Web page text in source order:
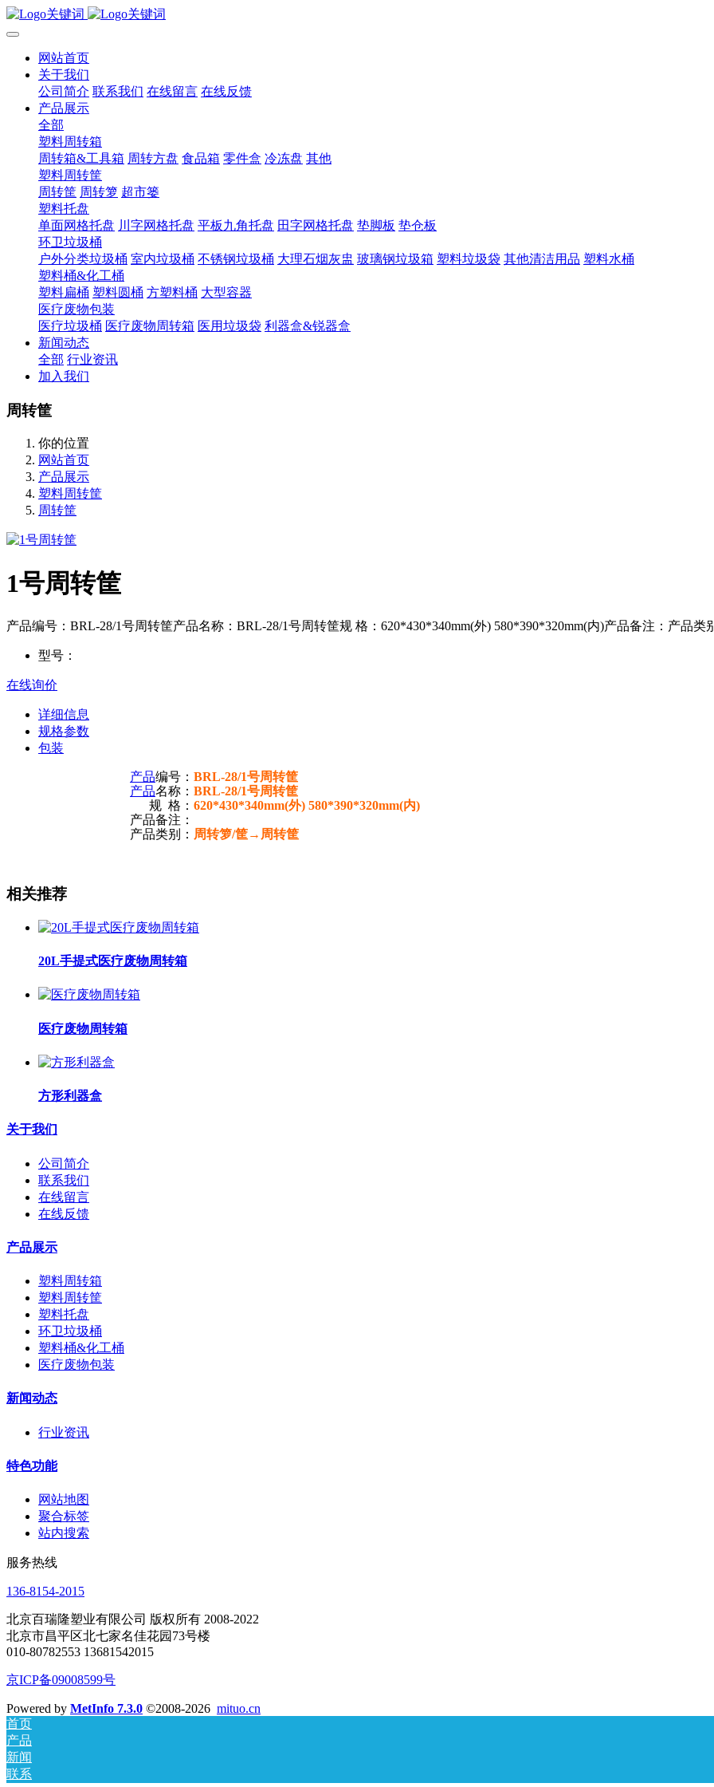
网站首页
关于我们
公司简介 联系我们 在线留言 在线反馈
产品展示
全部
塑料周转箱
周转箱&工具箱 周转方盘 食品箱 零件盒 冷冻盘 其他
塑料周转筐
周转筐 周转箩 超市篓
塑料托盘
单面网格托盘 川字网格托盘 平板九角托盘 田字网格托盘 垫脚板 垫仓板
环卫垃圾桶
户外分类垃圾桶 室内垃圾桶 不锈钢垃圾桶 大理石烟灰盅 玻璃钢垃圾箱 塑料垃圾袋 其他清洁用品 塑料水桶
塑料桶&化工桶
塑料扁桶 塑料圆桶 方塑料桶 大型容器
医疗废物包装
医疗垃圾桶 医疗废物周转箱 医用垃圾袋 利器盒&锐器盒
新闻动态
全部 行业资讯
加入我们
周转筐
你的位置
网站首页
产品展示
塑料周转筐
周转筐
1号周转筐
产品编号：BRL-28/1号周转筐产品名称：BRL-28/1号周转筐规 格：620*430*340mm(外) 580*390*320mm(内)产品备注：产品
型号：
在线询价
详细信息
规格参数
包装
产品编号： BRL-28/1号周转筐
产品名称： BRL-28/1号周转筐
规 格： 620*430*340mm(外) 580*390*320mm(内)
产品备注：
产品类别： 周转箩/筐→周转筐
相关推荐
20L手提式医疗废物周转箱
医疗废物周转箱
方形利器盒
关于我们
公司简介
联系我们
在线留言
在线反馈
产品展示
塑料周转箱
塑料周转筐
塑料托盘
环卫垃圾桶
塑料桶&化工桶
医疗废物包装
新闻动态
行业资讯
特色功能
网站地图
聚合标签
站内搜索
服务热线
136-8154-2015
北京百瑞隆塑业有限公司 版权所有 2008-2022
北京市昌平区北七家名佳花园73号楼
010-80782553 13681542015
京ICP备09008599号
Powered by MetInfo 7.3.0 ©2008-2026 mituo.cn
首页
产品
新闻
联系